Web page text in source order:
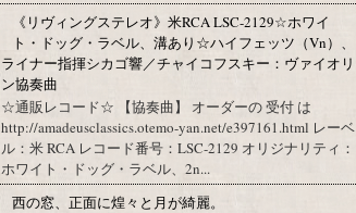
《リヴィングステレオ》米RCA LSC-2129☆ホワイ
ト・ドッグ・ラベル、溝あり☆ハイフェッツ（Vn）、
ライナー指揮シカゴ響／チャイコフスキー：ヴァイオリ
ン協奏曲
☆通販レコード☆ 【協奏曲】 オーダーの 受付 は
http://amadeusclassics.otemo-yan.net/e397161.html レーベ
ル：米 RCA レコード番号：LSC-2129 オリジナリティ：
ホワイト・ドッグ・ラベル、2n...
西の窓、正面に煌々と月が綺麗。